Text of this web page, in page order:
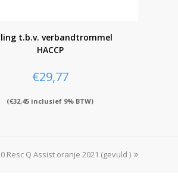
t.b.v. verbandtrommel
HACCP
€29,77
(€32,45 inclusief 9% BTW)
Resc Q Assist oranje 2021 (gevuld )